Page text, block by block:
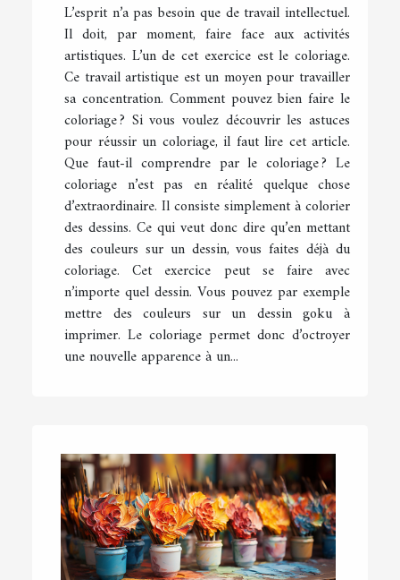
L’esprit n’a pas besoin que de travail intellectuel.
Il doit, par moment, faire face aux activités
artistiques. L’un de cet exercice est le coloriage.
Ce travail artistique est un moyen pour travailler
sa concentration. Comment pouvez bien faire le
coloriage ? Si vous voulez découvrir les astuces
pour réussir un coloriage, il faut lire cet article.
Que faut-il comprendre par le coloriage ? Le
coloriage n’est pas en réalité quelque chose
d’extraordinaire. Il consiste simplement à colorier
des dessins. Ce qui veut donc dire qu’en mettant
des couleurs sur un dessin, vous faites déjà du
coloriage. Cet exercice peut se faire avec
n’importe quel dessin. Vous pouvez par exemple
mettre des couleurs sur un dessin goku à
imprimer. Le coloriage permet donc d’octroyer
une nouvelle apparence à un...